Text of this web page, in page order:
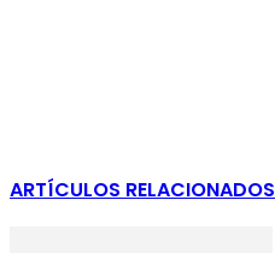
ARTÍCULOS RELACIONADOS